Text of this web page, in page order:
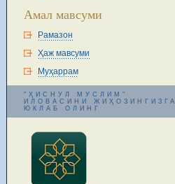
Амал мавсуми
Рамазон
Ҳаж мавсуми
Муҳаррам
"ҲИСНУЛ МУСЛИМ"
ИЛОВАСИНИ ЖИҲОЗИНГИЗГА
ЮКЛАБ ОЛИНГ